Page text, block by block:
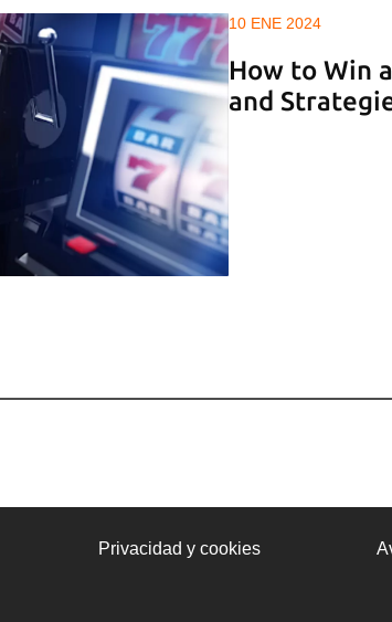
10 ENE 2024
How to Win
and
Privacidad y cookies